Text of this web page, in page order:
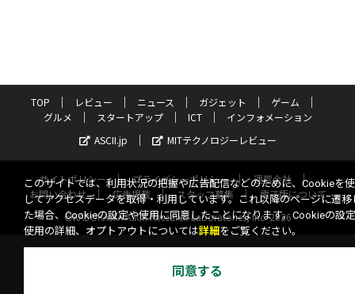
TOP レビュー ニュース ガジェット
ゲーム
グルメ
スタートアップ ICT
インフォメーション
ASCII.jp
MITテクノロジーレビュー
サイトポリシー プライバシーポリシー
運営会社
お問い合わせ
広告掲載 スタッフ募集
電子版について
©KADOKAWA ASCII Research Laboratories, Inc. 2026
このサイトでは、利用状況の把握や広告配信などのために、Cookieを
してアクセスデータを取得・利用しています。これ以降のページに遷移
た場合、Cookieの設定や使用に同意したことになります。Cookieの設
使用の詳細、オプトアウトについては詳細 をご覧ください。
同意する